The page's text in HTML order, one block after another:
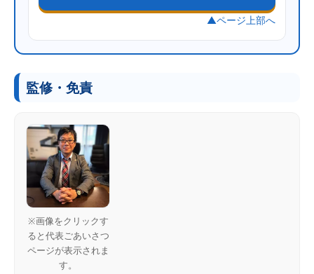
▲ページ上部へ
監修・免責
※画像をクリックす
ると代表ごあいさつ
ページが表示されま
す。